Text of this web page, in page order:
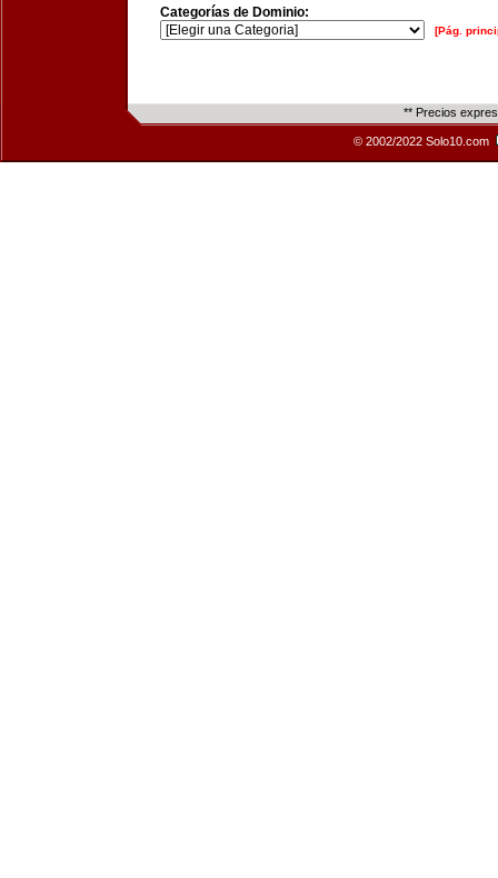
Categorías de Dominio:
[Pág.
** Precios
© 2002/2022 Solo10.com